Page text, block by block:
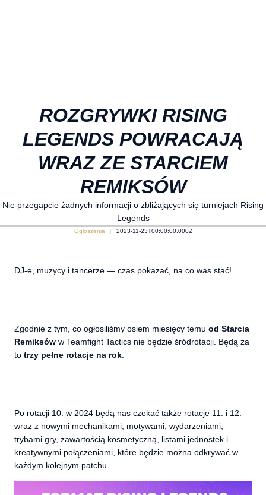
ROZGRYWKI RISING
LEGENDS POWRACAJĄ
WRAZ ZE STARCIEM
REMIKSÓW
Nie przegapcie żadnych informacji o zbliżających się turniejach Rising
Legends
Ogłoszenia 2023-11-23T00:00:00.000Z
DJ-e, muzycy i tancerze — czas pokazać, na co was stać!
Zgodnie z tym, co ogłosiliśmy osiem miesięcy temu od Starcia
Remiksów w Teamfight Tactics nie będzie śródrotacji. Będą za
to trzy pełne rotacje na rok
Po rotacji 10. w 2024 będą nas czekać także rotacje 11. i 12.
wraz z nowymi mechanikami, motywami, wydarzeniami,
trybami gry, zawartością kosmetyczną, listami jednostek i
kreatywnymi połączeniami, które będzie można odkrywać w
każdym kolejnym patchu.